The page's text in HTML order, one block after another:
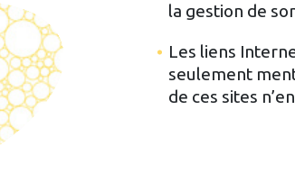
la gestion de
Les liens
seulement
de ces sites